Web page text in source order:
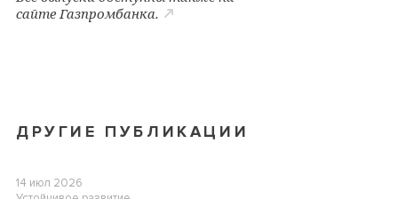
сайте Газпромбанка.
ДРУГИЕ ПУБЛИКАЦИИ
14 июл 2026